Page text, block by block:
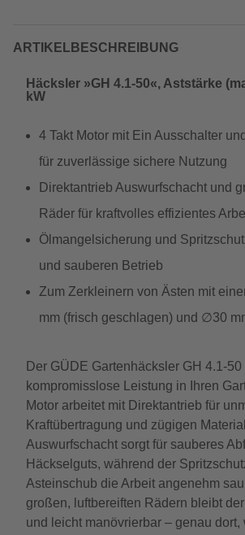
ARTIKELBESCHREIBUNG
Häcksler »GH 4.1-50«, Aststärke
kW
4 Takt Motor mit Ein Ausschalter
für zuverlässige sichere Nutzung
Direktantrieb Auswurfschacht und
Räder für kraftvolles effizientes
Ölmangelsicherung und
und sauberen Betrieb
Zum Zerkleinern von Ästen mit
mm (frisch geschlagen) und ∅30
Der GÜDE Gartenhäcksler GH 4.1-50
kompromisslose Leistung in Ihren
Motor arbeitet mit Direktantrieb für
Kraftübertragung und zügigen
Auswurfschacht sorgt für sauberes
Häckselguts, während der
Asteinschub die Arbeit angenehm
großen, luftbereiften Rädern bleibt
und leicht manövrierbar – genau dort,